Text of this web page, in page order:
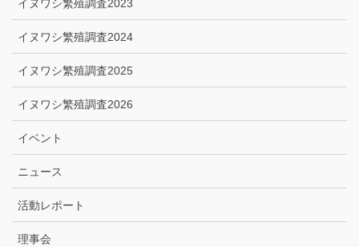
イヌワシ繁殖調査2023
イヌワシ繁殖調査2024
イヌワシ繁殖調査2025
イヌワシ繁殖調査2026
イベント
ニュース
活動レポート
理事会